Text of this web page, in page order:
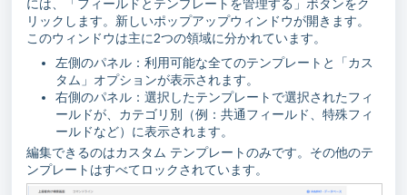
には、「フィールドとテンプレートを管理する」ボタンをク
リックします。新しいポップアップウィンドウが開きます。
このウィンドウは主に2つの領域に分かれています。
左側のパネル：利用可能な全てのテンプレートと「カス
タム」オプションが表示されます。
右側のパネル：選択したテンプレートで選択されたフィ
ールドが、カテゴリ別（例：共通フィールド、特殊フィ
ールドなど）に表示されます。
編集できるのはカスタム テンプレートのみです。その他のテ
ンプレートはすべてロックされています。